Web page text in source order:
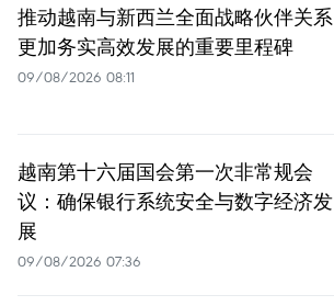
推动越南与新西兰全面战略伙伴关系
更加务实高效发展的重要里程碑
09/08/2026 08:11
越南第十六届国会第一次非常规会
议：确保银行系统安全与数字经济发
展
09/08/2026 07:36